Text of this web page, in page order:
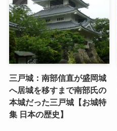
三戸城：南部信直が盛岡城
へ居城を移すまで南部氏の
本城だった三戸城【お城特
集 日本の歴史】